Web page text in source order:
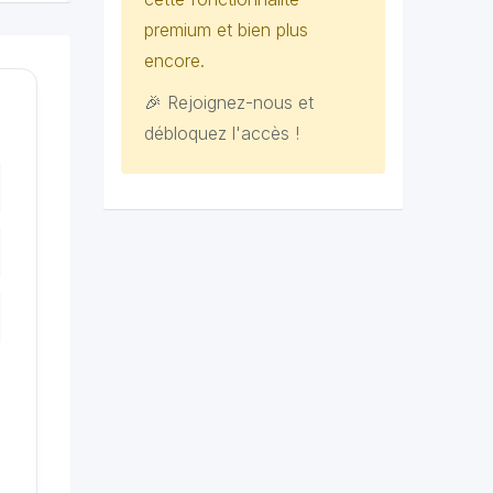
premium et bien plus
encore.
🎉 Rejoignez-nous et
débloquez l'accès !